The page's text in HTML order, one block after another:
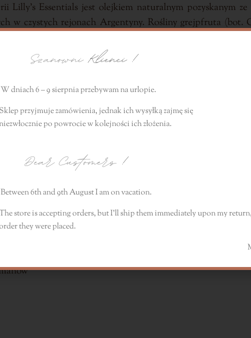
Lilly’s Essentials jest olejkiem naturalnym pozyskanym
w czystych rejonach Argentyny. Rośliny grejpfruta (bot.
styczności z pestycydami czy innymi chemicznymi
jakość produktu.
COSMOS
dedykowanym organicznym surowcom i
ma olejek eteryczny
z owoców grejpfruta może działać
przeciwbólowe i przeciwzapalne, tonizujące.
SzanowniKlienci !
W dniach 6 – 9 sierpnia przebywam na urlopie.
Sklep przyjmuje zamówienia, jednak ich wysyłką zajmę się
niezwłoczniepo powrociew kolejności ich złożenia.
Dear Customers!
Between 6th and 9th August I am on vacation.
store is accepting orders, but I’ll ship them immediately upon my
they were placed.